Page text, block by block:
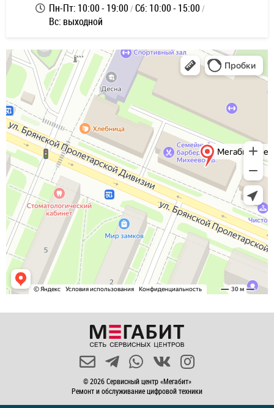
Пн-Пт: 10:00 - 19:00 Сб: 10:00 - 15:00
Вс: выходной
© 2026 Сервисный центр «Мегабит»
Ремонт и обслуживание цифровой техники